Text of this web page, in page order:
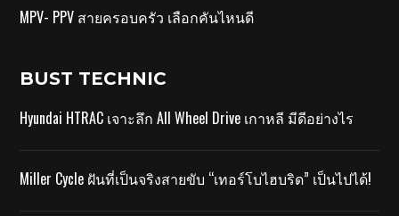
MPV- PPV สายครอบครัว เลือกคันไหนดี
BUST TECHNIC
Hyundai HTRAC เจาะลึก All Wheel Drive เกาหลี มีดีอย่างไร
Miller Cycle ฝันที่เป็นจริงสายขับ “เทอร์โบไฮบริด” เป็นไปได้!